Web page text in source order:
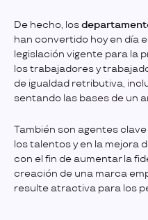
De hecho, los
han convertido hoy en día
legislación vigente para la
los trabajadores y
de igualdad retributiva,
sentando las bases de un
También son agentes
los talentos y en la mejora
con el fin de aumentar la
creación de una marca
resulte atractiva para los